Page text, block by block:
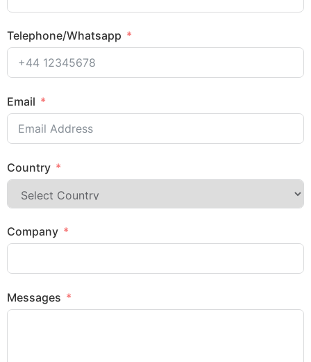
Telephone/Whatsapp
Email
Country
Company
Messages